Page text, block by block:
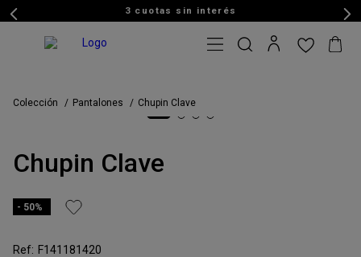
3 cuotas sin interés
Colección Pantalones Chupin Clave
Chupin Clave
50%
F141181420